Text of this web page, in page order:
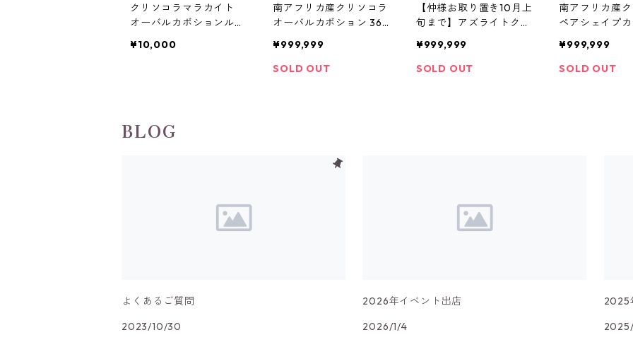
クリソコラマラカイト
オーバルカボションルー
4mm*6.4mm
¥10,000
南アフリカ産クリソコラ
オーバルカボション 36c
m
¥999,999
SOLD OUT
【仲様お取り置き10月上
旬まで】アズライトクリ
カボションルース 8.0ct
14.9mm*16.1mm*5.0mm
¥999,999
SOLD OUT
南アフリカ産
ペアシェイプカ
5.1mm
¥999,999
SOLD OUT
BLOG
よくあるご質問
2023/10/30
2026年イベント出店
2026/1/4
2025